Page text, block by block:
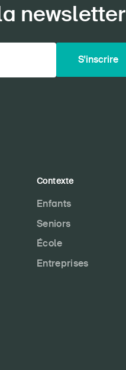
S'inscrire
Contexte
Enfants
Seniors
École
Entreprises